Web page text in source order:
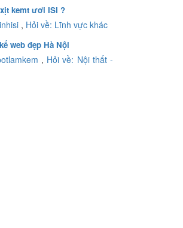
kemt ươi ISI ?
, Hỏi về: Lĩnh vực khác
web đẹp Hà Nội
, Hỏi về: Nội thất -